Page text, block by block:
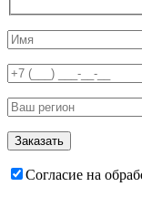
Согласие на